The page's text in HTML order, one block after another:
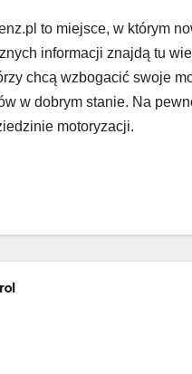
to miejsce, w którym
informacji znajdą tu
chcą wzbogacić swoje
w dobrym stanie. Na
motoryzacji.